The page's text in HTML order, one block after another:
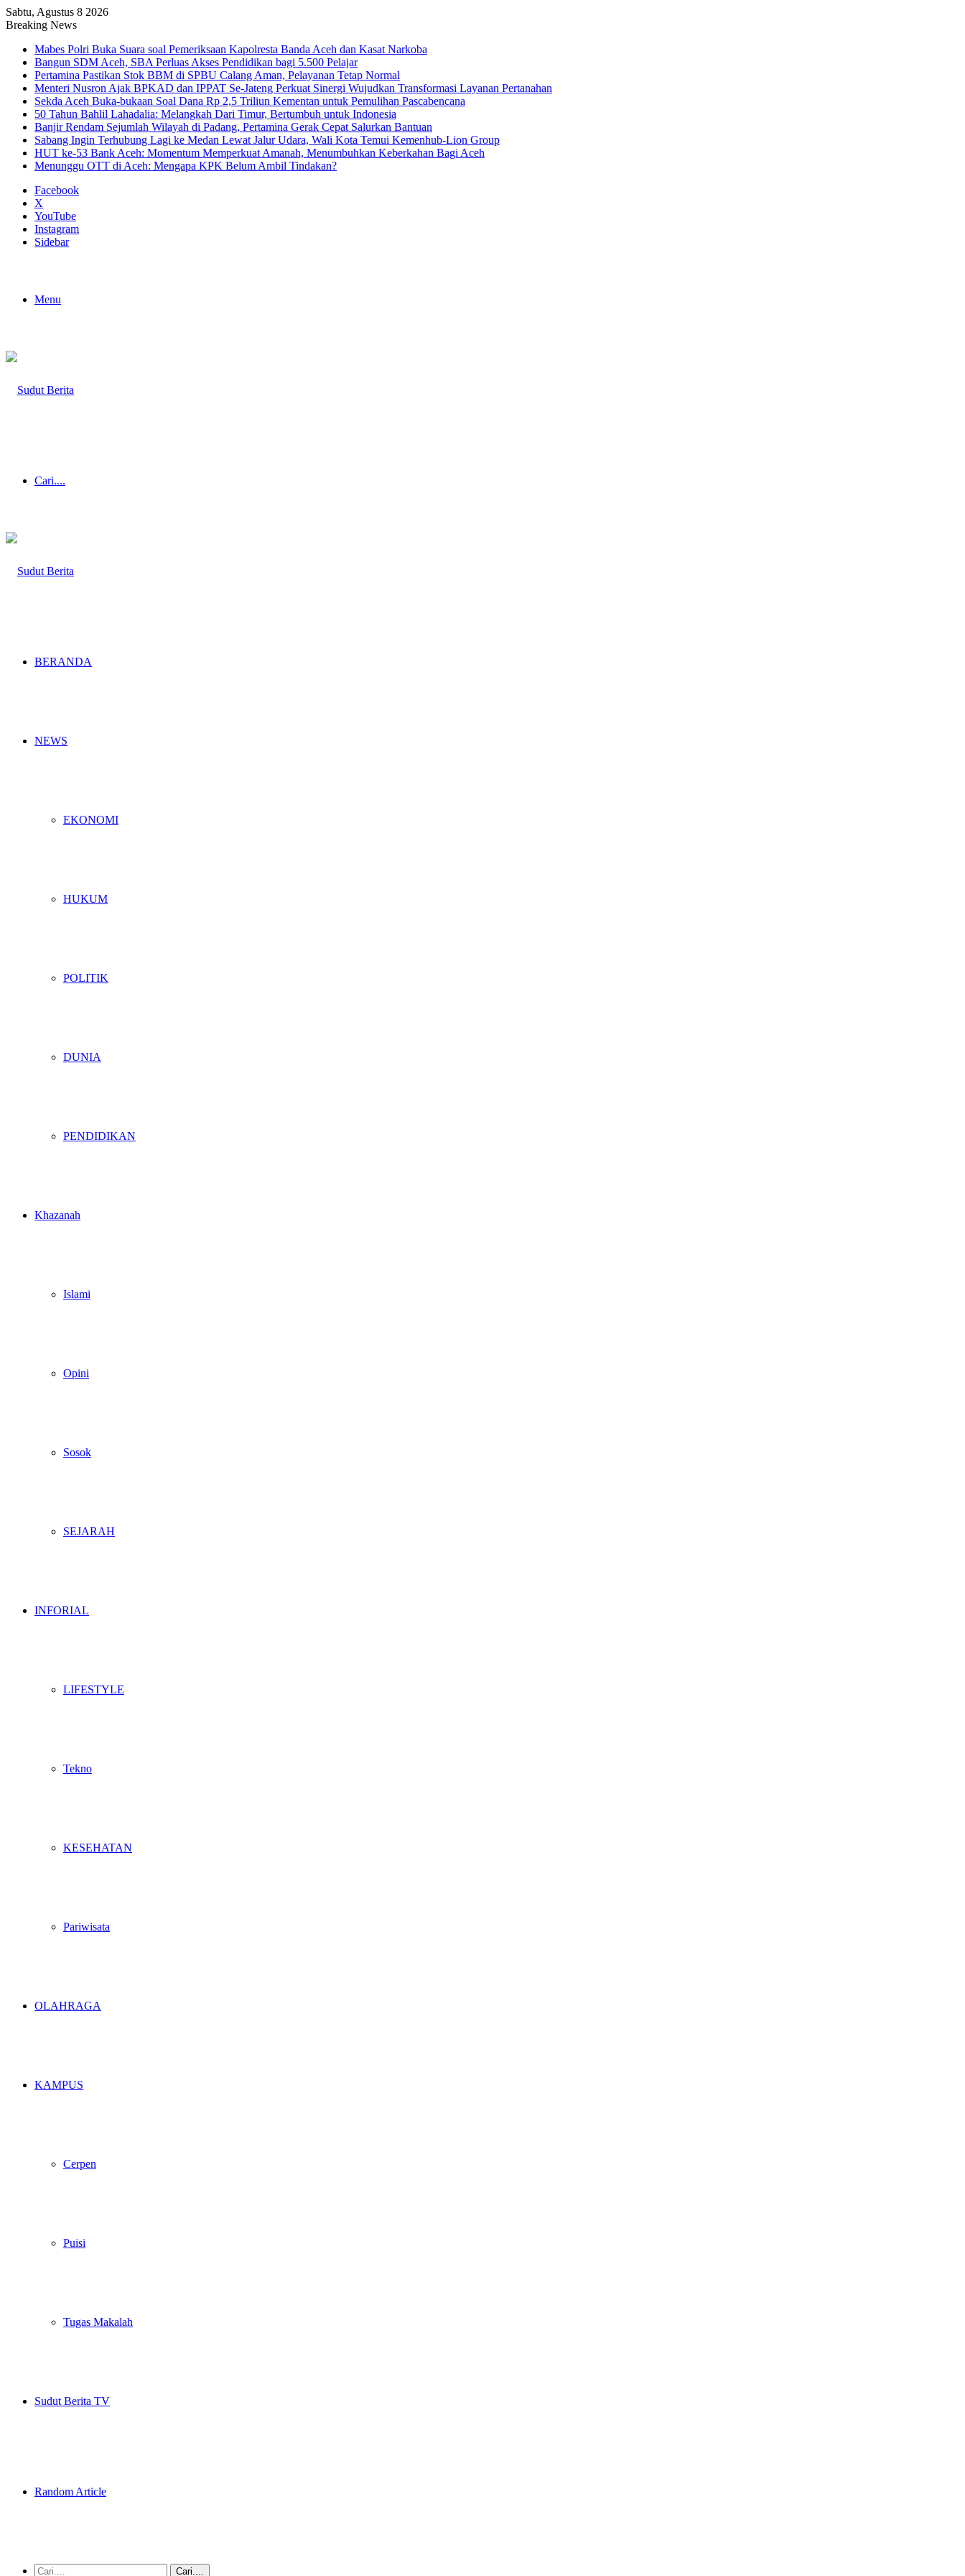
Sabtu, Agustus 8 2026
Breaking News
Mabes Polri Buka Suara soal Pemeriksaan Kapolresta Banda Aceh dan Kasat Narkoba
Bangun SDM Aceh, SBA Perluas Akses Pendidikan bagi 5.500 Pelajar
Pertamina Pastikan Stok BBM di SPBU Calang Aman, Pelayanan Tetap Normal
Menteri Nusron Ajak BPKAD dan IPPAT Se-Jateng Perkuat Sinergi Wujudkan Transformasi Layanan Pertanahan
Sekda Aceh Buka-bukaan Soal Dana Rp 2,5 Triliun Kementan untuk Pemulihan Pascabencana
50 Tahun Bahlil Lahadalia: Melangkah Dari Timur, Bertumbuh untuk Indonesia
Banjir Rendam Sejumlah Wilayah di Padang, Pertamina Gerak Cepat Salurkan Bantuan
Sabang Ingin Terhubung Lagi ke Medan Lewat Jalur Udara, Wali Kota Temui Kemenhub-Lion Group
HUT ke-53 Bank Aceh: Momentum Memperkuat Amanah, Menumbuhkan Keberkahan Bagi Aceh
Menunggu OTT di Aceh: Mengapa KPK Belum Ambil Tindakan?
Facebook
X
YouTube
Instagram
Sidebar
Menu
Cari....
BERANDA
NEWS
EKONOMI
HUKUM
POLITIK
DUNIA
PENDIDIKAN
Khazanah
Islami
Opini
Sosok
SEJARAH
INFORIAL
LIFESTYLE
Tekno
KESEHATAN
Pariwisata
OLAHRAGA
KAMPUS
Cerpen
Puisi
Tugas Makalah
Sudut Berita TV
Random Article
Cari....